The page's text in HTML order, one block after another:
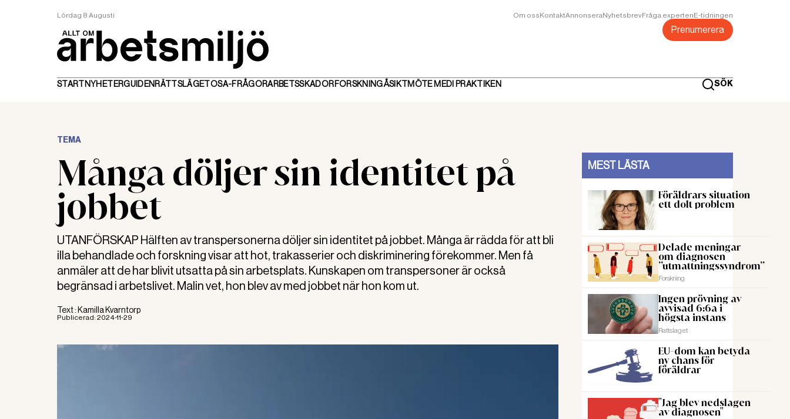
Lördag 8 Augusti Om ossKontaktAnnonseraNyhetsbrevFråga expertenE-tidningen
Prenumerera
STARTNYHETERGUIDEN RÄTTSLÄGETOSA-FRÅGORARBETSSKADORFORSKNINGÅSIKTMÖTE MED I PRAKTIKEN SÖK
TEMA
Många döljer sin identitet på
jobbet
UTANFÖRSKAP Hälften av transpersonerna döljer sin identitet på jobbet. Många är rädda för att bli
illa behandlade och forskning visar att hot, trakasserier och diskriminering förekommer. Men få
anmäler att de har blivit utsatta på sin arbetsplats. Kunskapen om transpersoner är också
begränsad i arbetslivet. Malin vet, hon blev av med jobbet när hon kom ut.
Text : Kamilla Kvarntorp
Publicerad: 2024-11-29
MEST LÄSTA
Föräldrars situation
ett dolt problem
Delade meningar
om diagnosen
”utmattningssyndrom”
Forskning
Ingen prövning av
avvisad 6:6a i
högsta instans
Rattslaget
EU-dom kan betyda
ny chans för
föräldrar
"Jag blev nedslagen
av diagnosen"